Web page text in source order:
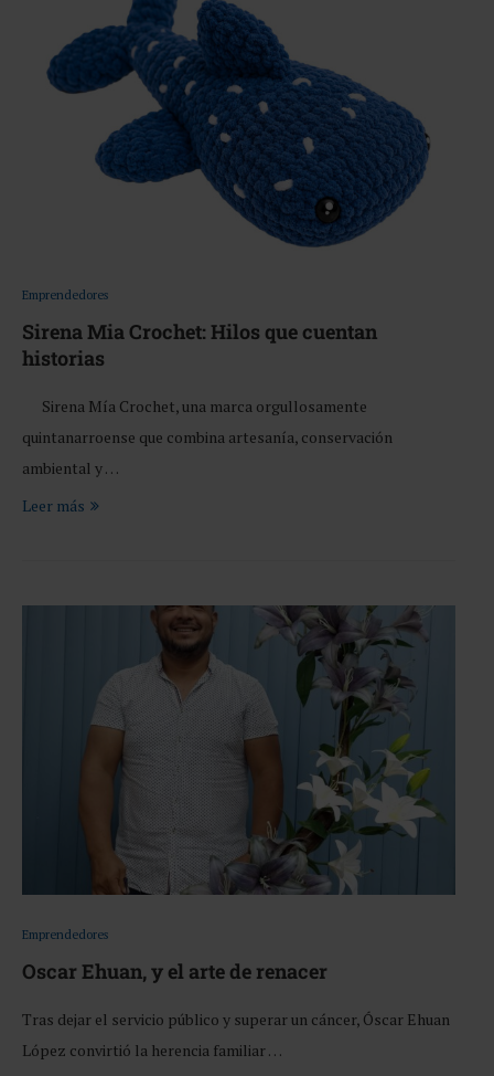
Emprendedores
Sirena Mia Crochet: Hilos que cuentan
historias
Sirena Mía Crochet, una marca orgullosamente
quintanarroense que combina artesanía, conservación
ambiental y …
Leer más
Emprendedores
Oscar Ehuan, y el arte de renacer
Tras dejar el servicio público y superar un cáncer, Óscar Ehuan
López convirtió la herencia familiar …